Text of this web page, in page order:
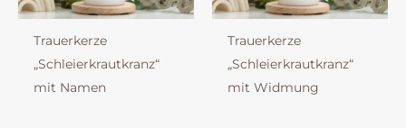
Trauerkerze
„Schleierkrautkranz“
mit Namen
Trauerkerze
„Schleierkrautkranz“
mit Widmung